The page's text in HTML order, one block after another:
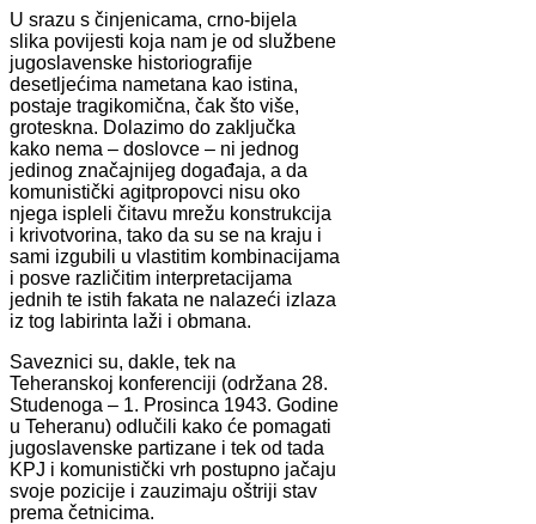
U srazu s činjenicama, crno-bijela
slika povijesti koja nam je od službene
jugoslavenske historiografije
desetljećima nametana kao istina,
postaje tragikomična, čak što više,
groteskna. Dolazimo do zaključka
kako nema – doslovce – ni jednog
jedinog značajnijeg događaja, a da
komunistički agitpropovci nisu oko
njega ispleli čitavu mrežu konstrukcija
i krivotvorina, tako da su se na kraju i
sami izgubili u vlastitim kombinacijama
i posve različitim interpretacijama
jednih te istih fakata ne nalazeći izlaza
iz tog labirinta laži i obmana.
Saveznici su, dakle, tek na
Teheranskoj konferenciji (održana 28.
Studenoga – 1. Prosinca 1943. Godine
u Teheranu) odlučili kako će pomagati
jugoslavenske partizane i tek od tada
KPJ i komunistički vrh postupno jačaju
svoje pozicije i zauzimaju oštriji stav
prema četnicima.